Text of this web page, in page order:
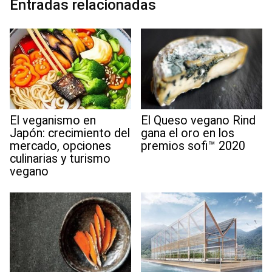
k
n
p
Entradas relacionadas
El veganismo en
Japón: crecimiento del
mercado, opciones
culinarias y turismo
vegano
El Queso vegano Rind
gana el oro en los
premios sofi™ 2020